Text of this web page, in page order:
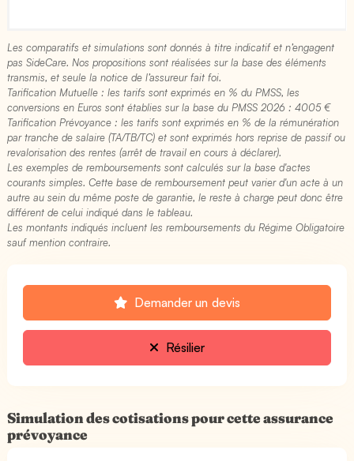
Les comparatifs et simulations sont donnés à titre indicatif et n’engagent
pas SideCare. Nos propositions sont réalisées sur la base des éléments
transmis, et seule la notice de l’assureur fait foi.
Tarification Mutuelle : les tarifs sont exprimés en % du PMSS, les
conversions en Euros sont établies sur la base du PMSS 2026 : 4005 €​
Tarification Prévoyance : les tarifs sont exprimés en % de la rémunération
par tranche de salaire (TA/TB/TC) et sont exprimés hors reprise de passif ou
revalorisation des rentes (arrêt de travail en cours à déclarer).
Les exemples de remboursements sont calculés sur la base d'actes
courants simples. Cette base de remboursement peut varier d'un acte à un
autre au sein du même poste de garantie, le reste à charge peut donc être
différent de celui indiqué dans le tableau.
Les montants indiqués incluent les remboursements du Régime Obligatoire
sauf mention contraire.
Demander un devis
Résilier
Simulation des cotisations pour cette assurance
prévoyance